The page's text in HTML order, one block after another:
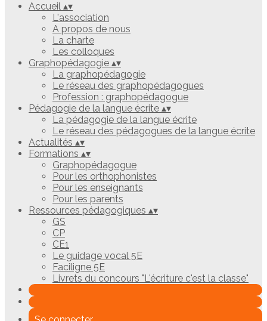
Accueil ▴▾
L'association
A propos de nous
La charte
Les colloques
Graphopédagogie ▴▾
La graphopédagogie
Le réseau des graphopédagogues
Profession : graphopédagogue
Pédagogie de la langue écrite ▴▾
La pédagogie de la langue écrite
Le réseau des pédagogues de la langue écrite
Actualités ▴▾
Formations ▴▾
Graphopédagogue
Pour les orthophonistes
Pour les enseignants
Pour les parents
Ressources pédagogiques ▴▾
GS
CP
CE1
Le guidage vocal 5E
Faciligne 5E
Livrets du concours "L'écriture c'est la classe"